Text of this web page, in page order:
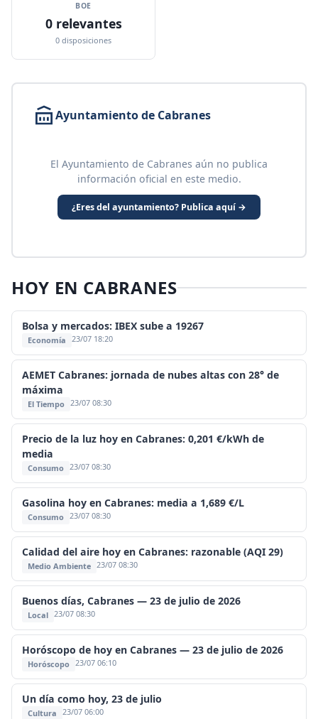
BOE
0 relevantes
0 disposiciones
Ayuntamiento de Cabranes
El Ayuntamiento de Cabranes aún no publica
información oficial en este medio.
¿Eres del ayuntamiento? Publica aquí →
HOY EN CABRANES
Bolsa y mercados: IBEX sube a 19267
Economía 23/07 18:20
AEMET Cabranes: jornada de nubes altas con 28° de
máxima
El Tiempo 23/07 08:30
Precio de la luz hoy en Cabranes: 0,201 €/kWh de
media
Consumo 23/07 08:30
Gasolina hoy en Cabranes: media a 1,689 €/L
Consumo 23/07 08:30
Calidad del aire hoy en Cabranes: razonable (AQI 29)
Medio Ambiente 23/07 08:30
Buenos días, Cabranes — 23 de julio de 2026
Local 23/07 08:30
Horóscopo de hoy en Cabranes — 23 de julio de 2026
Horóscopo 23/07 06:10
Un día como hoy, 23 de julio
Cultura 23/07 06:00